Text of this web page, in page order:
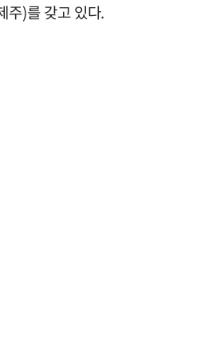
주)를 갖고 있다.